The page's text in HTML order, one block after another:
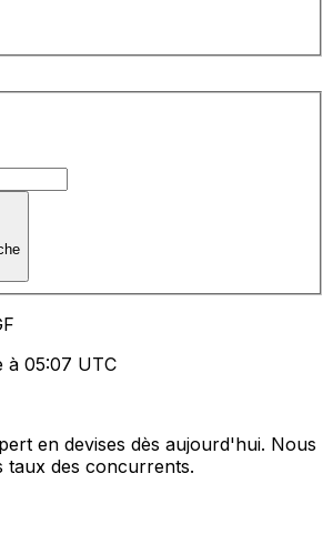
à 05:07 UTC
en devises dès aujourd'hui. Nous
taux des concurrents.